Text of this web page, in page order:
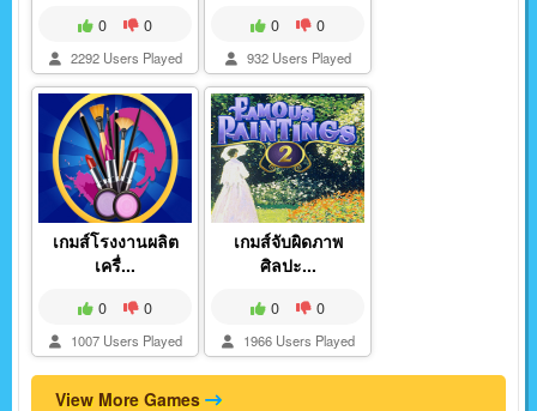
0 0
2292 Users Played
0 0
932 Users Played
เกมส์โรงงานผลิต
เครื่...
0 0
1007 Users Played
เกมส์จับผิดภาพ
ศิลปะ...
0 0
1966 Users Played
View More Games